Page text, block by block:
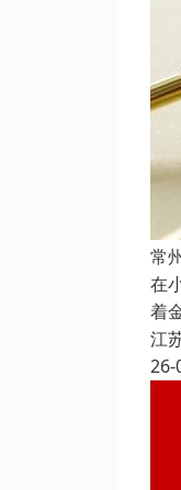
常
在
着
江
26-